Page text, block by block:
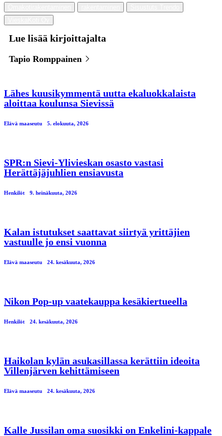
Lue lisää kirjoittajalta
Tapio Romppainen
Lähes kuusikymmentä uutta ekaluokkalaista
aloittaa koulunsa Sievissä
Elävä maaseutu 5. elokuuta, 2026
SPR:n Sievi-Ylivieskan osasto vastasi
Herättäjäjuhlien ensiavusta
Henkilöt 9. heinäkuuta, 2026
Kalan istutukset saattavat siirtyä yrittäjien
vastuulle jo ensi vuonna
Elävä maaseutu 24. kesäkuuta, 2026
Nikon Pop-up vaatekauppa kesäkiertueella
Henkilöt 24. kesäkuuta, 2026
Haikolan kylän asukasillassa kerättiin ideoita
Villenjärven kehittämiseen
Elävä maaseutu 24. kesäkuuta, 2026
Kalle Jussilan oma suosikki on Enkelini-kappale